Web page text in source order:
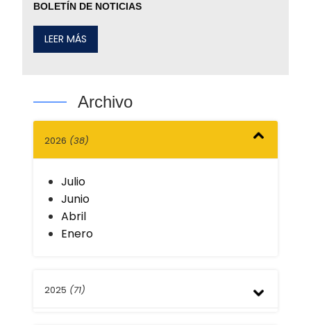
BOLETÍN DE NOTICIAS
LEER MÁS
Archivo
2026 (38)
Julio
Junio
Abril
Enero
2025 (71)